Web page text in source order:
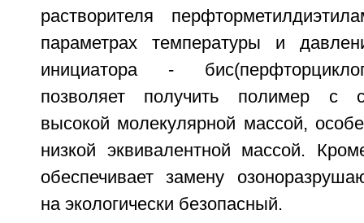
растворителя
параметрах температуры и
инициатора -
позволяет получить полимер с
высокой молекулярной массой,
низкой эквивалентной массой.
обеспечивает замену
на экологически безопасный.